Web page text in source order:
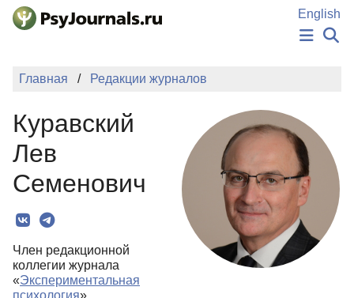
Перейти к основному содержанию
English
НОВОСТИ
ПОДАТЬ РУКОПИСЬ
БАЗА ЗНАНИЙ
КЛЮЧЕВЫЕ СЛОВА
Регистрация
Вход
Главная Редакции журналов
Куравский
Лев
Семенович
Член редакционной
коллегии журнала
«Экспериментальная